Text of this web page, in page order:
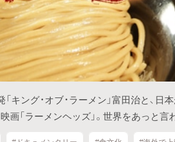
「キング・オブ・ラーメン」富田治と、
画「ラーメンヘッズ」。世界をあっと